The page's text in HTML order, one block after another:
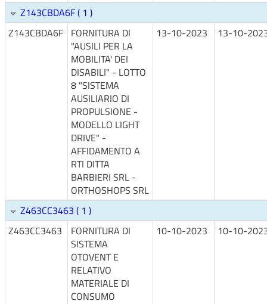
Z143CBDA6F ( 1 )
Z143CBDA6F FORNITURA DI
"AUSILI PER LA
MOBILITA' DEI
DISABILI" - LOTTO
8 "SISTEMA
AUSILIARIO DI
PROPULSIONE -
MODELLO LIGHT
DRIVE" -
AFFIDAMENTO A
RTI DITTA
BARBIERI SRL -
ORTHOSHOPS SRL
13-10-2023 13-10-
Z463CC3463 ( 1 )
Z463CC3463
FORNITURA DI
SISTEMA
OTOVENT E
RELATIVO
MATERIALE DI
CONSUMO
10-10-2023 10-10-